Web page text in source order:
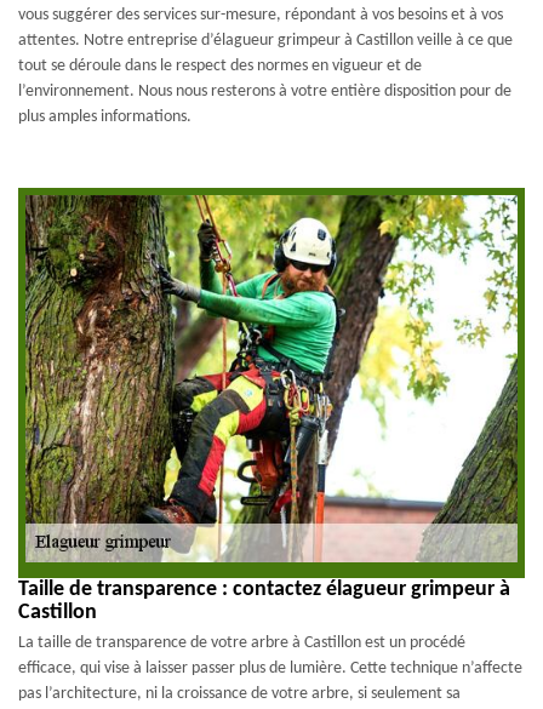
vous suggérer des services sur-mesure, répondant à vos besoins et à vos
attentes. Notre entreprise d’élagueur grimpeur à Castillon veille à ce que
tout se déroule dans le respect des normes en vigueur et de
l’environnement. Nous nous resterons à votre entière disposition pour de
plus amples informations.
Taille de transparence : contactez élagueur grimpeur à
Castillon
La taille de transparence de votre arbre à Castillon est un procédé
efficace, qui vise à laisser passer plus de lumière. Cette technique n’affecte
pas l’architecture, ni la croissance de votre arbre, si seulement sa